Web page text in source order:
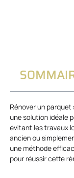
Rénover un
une solution idéale
évitant les travaux
ancien ou
une méthode
pour réussir cette